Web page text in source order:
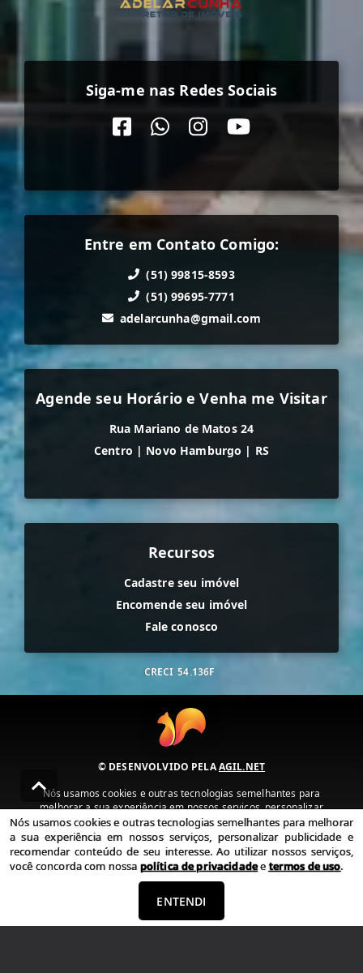
Siga-me nas Redes Sociais
Entre em Contato Comigo:
(51) 99815-8593
(51) 99695-7771
adelarcunha@gmail.com
Agende seu Horário e Venha me Visitar
Rua Mariano de Matos 24
Centro | Novo Hamburgo | RS
Recursos
Cadastre seu imóvel
Encomende seu imóvel
Fale conosco
CRECI 54.136F
© DESENVOLVIDO PELAAGIL.NET
Nós usamos cookies e outras tecnologias semelhantes para
melhorar a sua experiência em nossos serviços, personalizar
publicidade e recomendar conteúdo de seu interesse. Ao utilizar
nossos serviços, você concorda com nossa política de privacidade e
termos de uso.
Política de Privacidade Termos de uso
Nós usamos cookies e outras tecnologias semelhantes para melhorar
a sua experiência em nossos serviços, personalizar publicidade e
recomendar conteúdo de seu interesse. Ao utilizar nossos serviços,
você concorda com nossa política de privacidadeetermos de uso.
ENTENDI